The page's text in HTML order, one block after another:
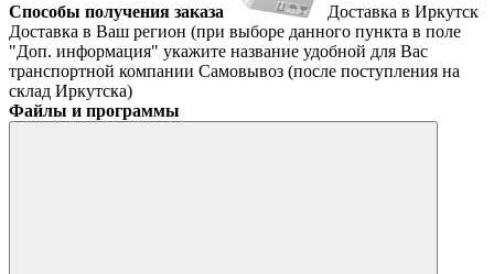
Способы получения заказа
Доставка в Иркутск
Доставка в Ваш регион (при выборе данного пункта в поле
"Доп. информация" укажите название удобной для Вас
транспортной компании Самовывоз (после поступления на
склад Иркутска)
Файлы и программы